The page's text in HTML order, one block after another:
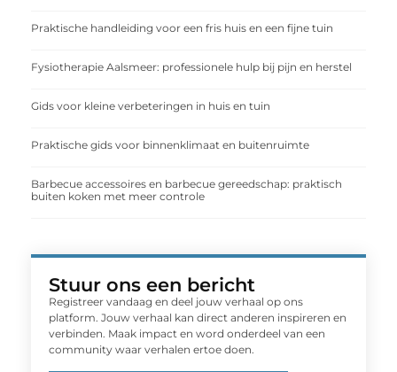
Praktische handleiding voor een fris huis en een fijne tuin
Fysiotherapie Aalsmeer: professionele hulp bij pijn en herstel
Gids voor kleine verbeteringen in huis en tuin
Praktische gids voor binnenklimaat en buitenruimte
Barbecue accessoires en barbecue gereedschap: praktisch
buiten koken met meer controle
Stuur ons een bericht
Registreer vandaag en deel jouw verhaal op ons
platform. Jouw verhaal kan direct anderen inspireren en
verbinden. Maak impact en word onderdeel van een
community waar verhalen ertoe doen.